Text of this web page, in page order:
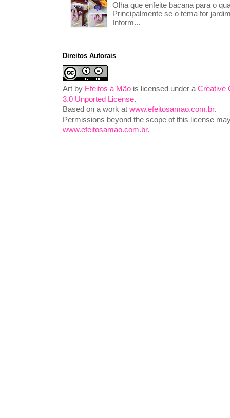
Olha que enfeite bacana para o
Principalmente se o tema for
Inform...
Direitos Autorais
Art by Efeitos à Mão is licensed under a Creative
3.0 Unported License.
Based on a work at www.efeitosamao.com.br.
Permissions beyond the scope of this license
www.efeitosamao.com.br.